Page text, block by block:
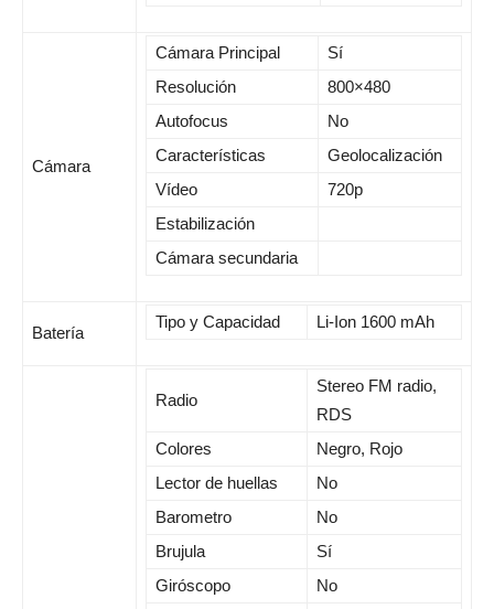
Cámara
Cámara Principal
Sí
Resolución
800×480
Autofocus
No
Características
Geolocalización
Vídeo
720p
Estabilización
Cámara secundaria
Batería
Tipo y Capacidad Li-Ion 1600 mAh
Radio
Stereo FM radio,
RDS
Colores
Negro, Rojo
Lector de huellas
No
Barometro
No
Brujula
Sí
Giróscopo
No